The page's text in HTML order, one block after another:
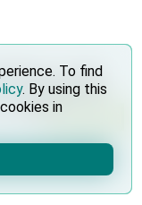
以上
To find
. By using this
in
To find
. By using this
in